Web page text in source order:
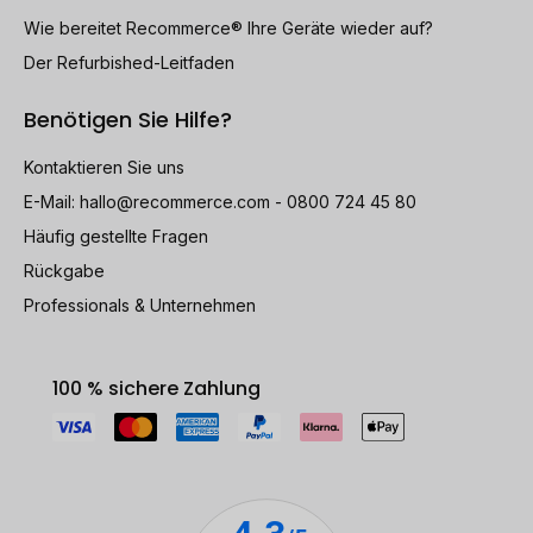
Wie bereitet Recommerce® Ihre Geräte wieder auf?
Der Refurbished-Leitfaden
Benötigen Sie Hilfe?
Kontaktieren Sie uns
E-Mail: hallo@recommerce.com - 0800 724 45 80
Häufig gestellte Fragen
Rückgabe
Professionals & Unternehmen
100 % sichere Zahlung